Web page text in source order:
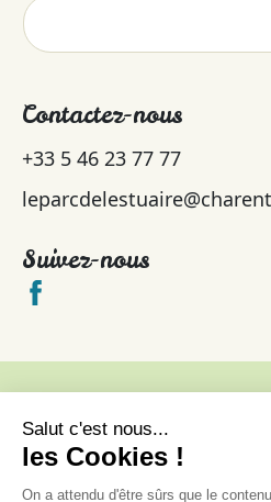
Contactez-nous
+33 5 46 23 77 77
Suivez-nous